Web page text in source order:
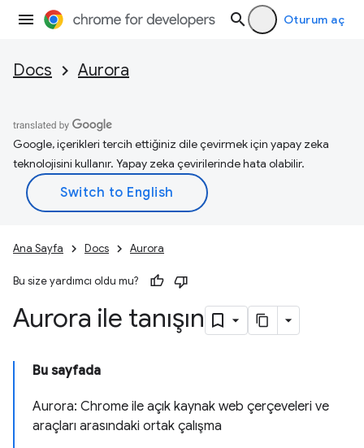
Oturum aç
Docs Aurora
Google, içerikleri tercih ettiğiniz dile çevirmek için yapay zeka
teknolojisini kullanır. Yapay zeka çevirilerinde hata olabilir.
Ana Sayfa Docs Aurora
Bu size yardımcı oldu mu?
Aurora ile tanışın
Bu sayfada
Aurora: Chrome ile açık kaynak web çerçeveleri ve
araçları arasındaki ortak çalışma